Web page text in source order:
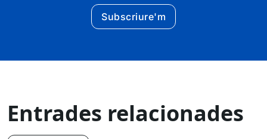
Subscriure'm
Entrades relacionades